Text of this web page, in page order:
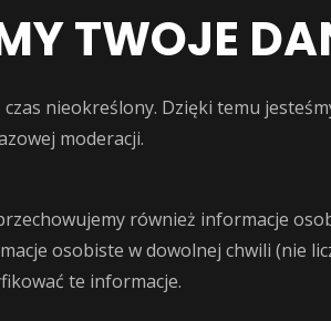
TWOJE
nieokreślony. Dzięki temu
moderacji.
również informacje
osobiste w dowolnej chwili (nie
te informacje.